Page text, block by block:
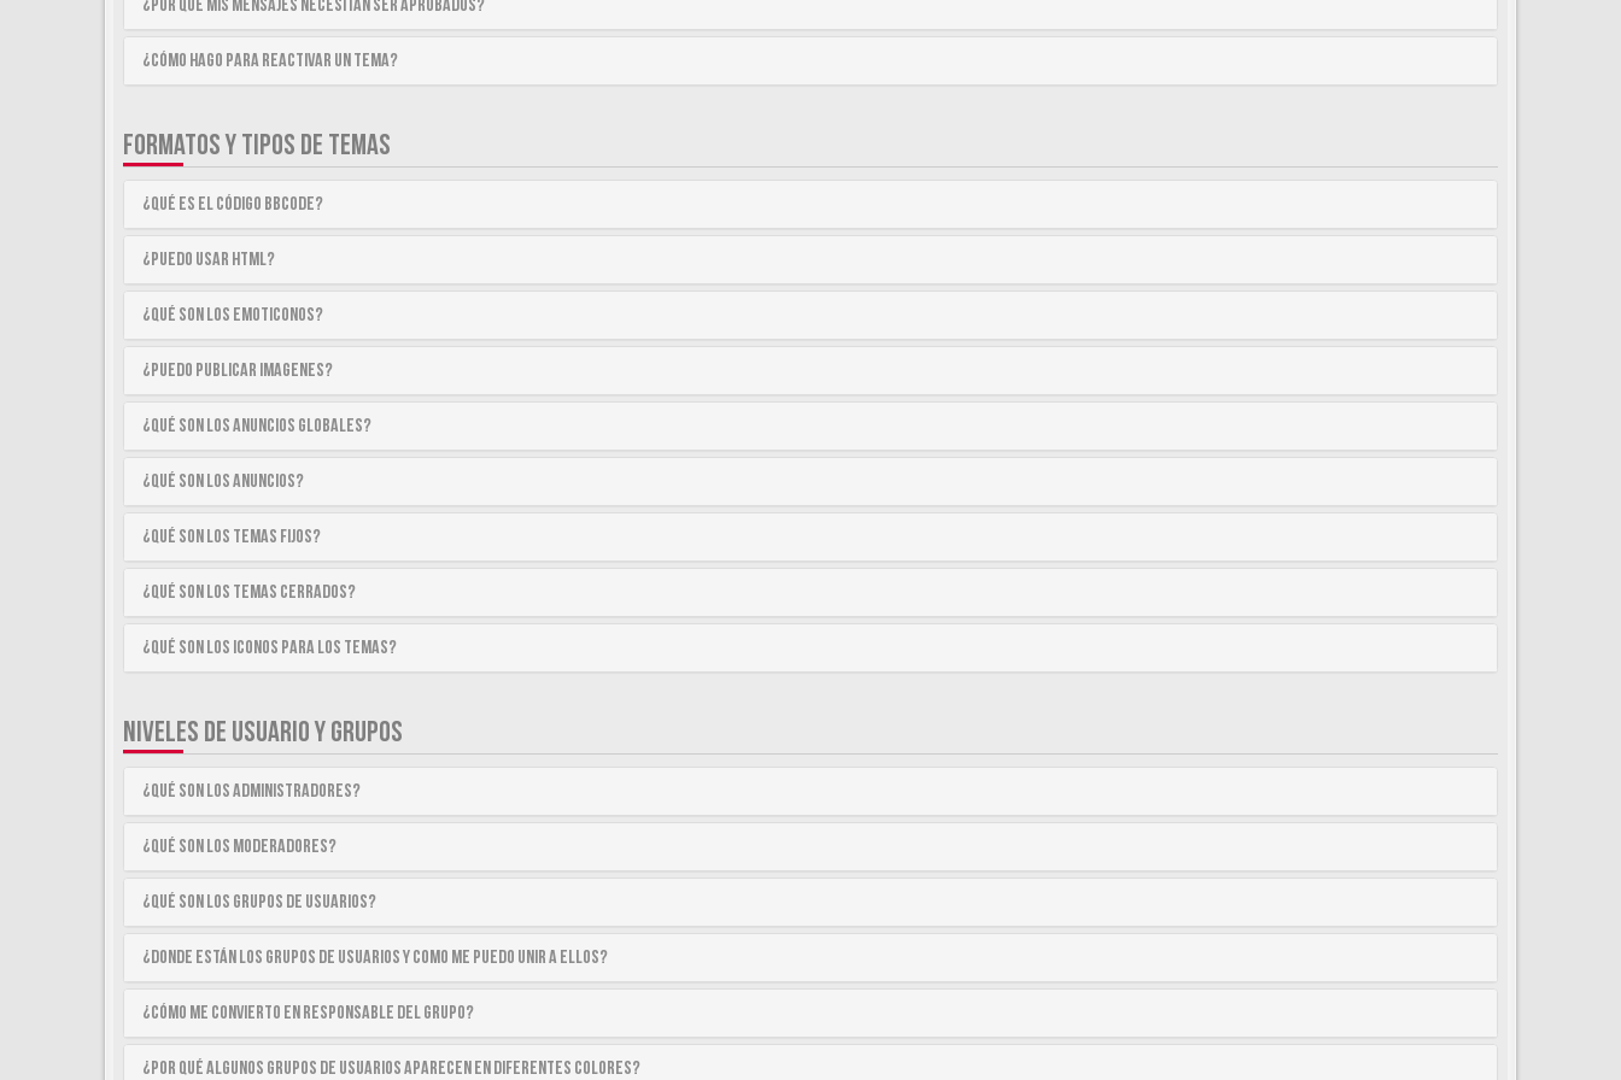
¿Por qué mis mensajes necesitan ser aprobados?
¿Cómo hago para reactivar un tema?
FORMATOS Y TIPOS DE TEMAS
¿Qué es el código BBCode?
¿Puedo usar HTML?
¿Qué son los emoticonos?
¿Puedo publicar imagenes?
¿Qué son los anuncios globales?
¿Qué son los anuncios?
¿Qué son los temas fijos?
¿Qué son los temas cerrados?
¿Qué son los iconos para los temas?
NIVELES DE USUARIO Y GRUPOS
¿Qué son los Administradores?
¿Qué son los Moderadores?
¿Qué son los Grupos de Usuarios?
¿Donde están los Grupos de Usuarios y como me puedo unir a ellos?
¿Cómo me convierto en Responsable del Grupo?
¿Por qué algunos Grupos de Usuarios aparecen en diferentes colores?